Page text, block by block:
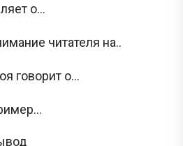
о…
читателя на..
говорит о...